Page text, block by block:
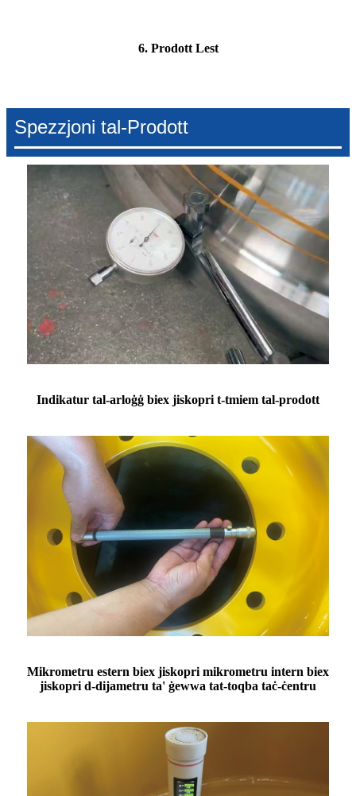
6. Prodott Lest
Spezzjoni tal-Prodott
Indikatur tal-arloġġ biex jiskopri t-tmiem tal-prodott
Mikrometru estern biex jiskopri mikrometru intern biex
jiskopri d-dijametru ta' ġewwa tat-toqba taċ-ċentru